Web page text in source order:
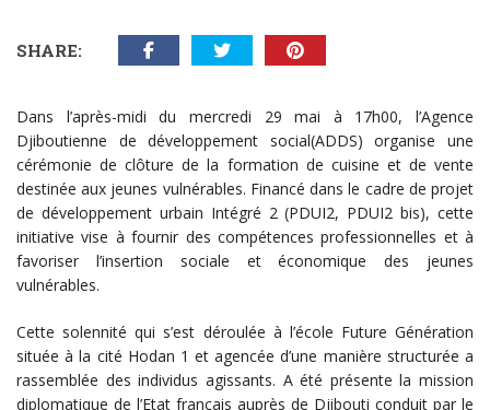
SHARE:
Dans l’après-midi du mercredi 29 mai à 17h00, l’Agence
Djiboutienne de développement social(ADDS) organise une
cérémonie de clôture de la formation de cuisine et de vente
destinée aux jeunes vulnérables. Financé dans le cadre de projet
de développement urbain Intégré 2 (PDUI2, PDUI2 bis), cette
initiative vise à fournir des compétences professionnelles et à
favoriser l’insertion sociale et économique des jeunes
vulnérables.
Cette solennité qui s’est déroulée à l’école Future Génération
située à la cité Hodan 1 et agencée d’une manière structurée a
rassemblée des individus agissants. A été présente la mission
diplomatique de l’Etat français auprès de Djibouti conduit par le